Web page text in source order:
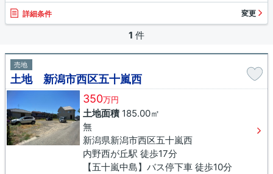
詳細条件 変更
1 件
売地
土地 新潟市西区五十嵐西
350万円
土地面積185.00㎡
無
新潟県新潟市西区五十嵐西
内野西が丘駅 徒歩17分
【五十嵐中島】バス停下車 徒歩10分